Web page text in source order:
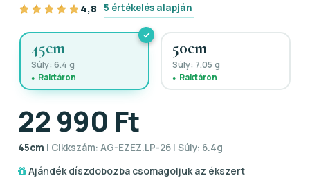
4,8 5 értékelés alapján
45cm
Súly: 6.4 g
Raktáron
50cm
Súly: 7.05 g
Raktáron
22 990 Ft
45cm | Cikkszám: AG-EZEZ.LP-26 | Súly: 6.4g
Ajándék díszdobozba csomagoljuk az ékszert